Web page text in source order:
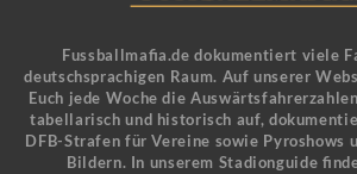
Fussballmafia.de dokumentiert viele
deutschsprachigen Raum. Auf unserer
Euch jede Woche die
tabellarisch und historisch auf,
DFB-Strafen für Vereine sowie Pyroshows
Bildern. In unserem Stadionguide